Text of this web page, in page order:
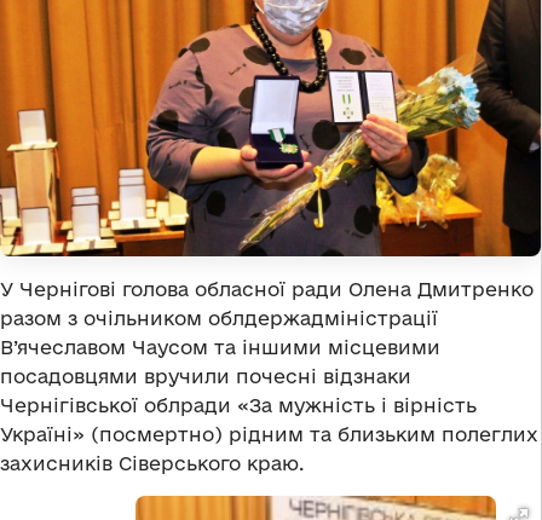
У Чернігові голова обласної ради Олена Дмитренко
разом з очільником облдержадміністрації
В’ячеславом Чаусом та іншими місцевими
посадовцями вручили почесні відзнаки
Чернігівської облради «За мужність і вірність
Україні» (посмертно) рідним та близьким полеглих
захисників Сіверського краю.